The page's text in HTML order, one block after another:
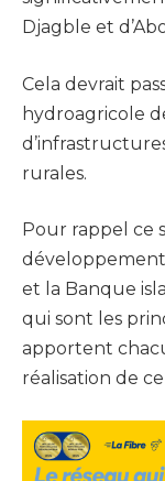
Djagble et
Cela devrait
hydroagricole
rurales.
Pour rappel ce
et la Banque
qui sont les
apportent
réalisation de